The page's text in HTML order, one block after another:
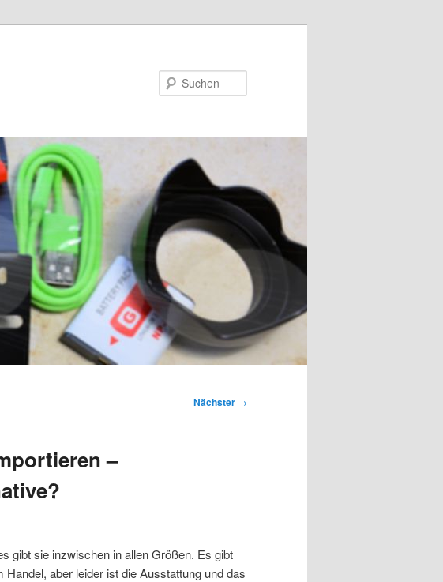
Nächster →
–
gibt sie inzwischen in allen Größen. Es gibt
aber leider ist die Ausstattung und das